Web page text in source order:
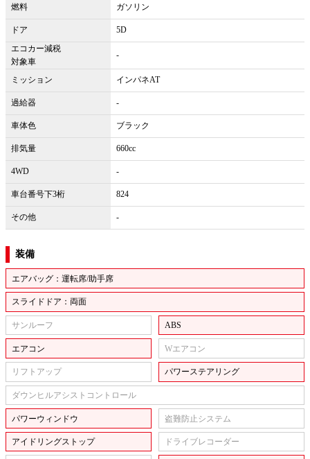
燃料 ガソリン
ドア
5D
エコカー減税
対象車
-
ミッション インパネAT
過給器 -
車体色 ブラック
排気量 660cc
4WD -
車台番号下3桁 824
その他 -
装備
エアバッグ：運転席/助手席
スライドドア：両面
サンルーフ ABS
エアコン Wエアコン
リフトアップ パワーステアリング
ダウンヒルアシストコントロール
パワーウィンドウ 盗難防止システム
アイドリングストップ ドライブレコーダー